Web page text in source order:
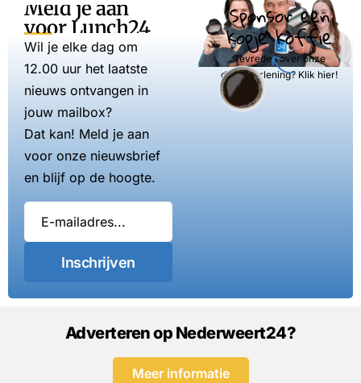
Meld je aan
voor Lunch24
Wil je elke dag om
12.00 uur het laatste
nieuws ontvangen in
jouw mailbox?
Dat kan! Meld je aan
voor onze nieuwsbrief
en blijf op de hoogte.
Inschrijven
Sponsor een
kopje koffie
Tevreden over onze
dienstverlening? Klik hier!
Adverteren op Nederweert24?
Meer informatie